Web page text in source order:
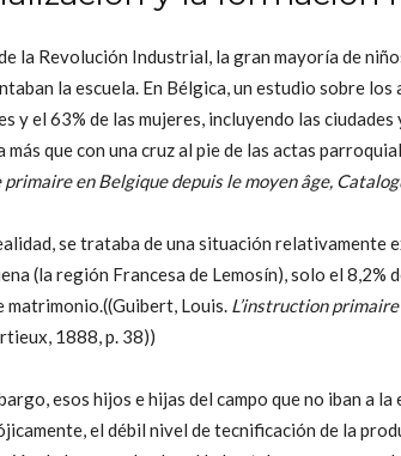
la Revolución Industrial, la gran mayoría de
la escuela. En Bélgica, un estudio sobre
y el 63% de las mujeres, incluyendo las
más que con una cruz al pie de las actas
primaire en Belgique depuis le moyen âge,
se trataba de una situación relativamente
(la región Francesa de Lemosín), solo el 8,2%
matrimonio.((Guibert, Louis. L’instruction
1888, p. 38))
esos hijos e hijas del campo que no iban a
el débil nivel de tecnificación de la